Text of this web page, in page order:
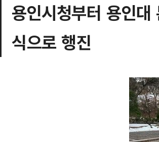
용인시청부터 용인
식으로 행진